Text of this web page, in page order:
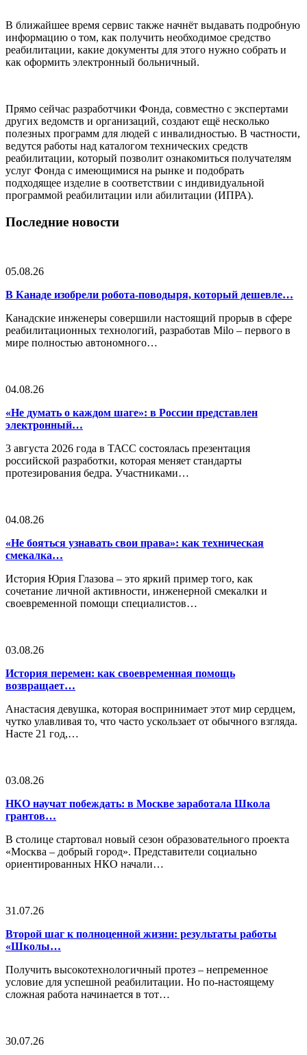
В ближайшее время сервис также начнёт выдавать подробную
информацию о том, как получить необходимое средство
реабилитации, какие документы для этого нужно собрать и
как оформить электронный больничный.
Прямо сейчас разработчики Фонда, совместно с экспертами
других ведомств и организаций, создают ещё несколько
полезных программ для людей с инвалидностью. В частности,
ведутся работы над каталогом технических средств
реабилитации, который позволит ознакомиться получателям
услуг Фонда с имеющимися на рынке и подобрать
подходящее изделие в соответствии с индивидуальной
программой реабилитации или абилитации (ИПРА).
Последние новости
05.08.26
В Канаде изобрели робота-поводыря, который дешевле…
Канадские инженеры совершили настоящий прорыв в сфере
реабилитационных технологий, разработав Milo – первого в
мире полностью автономного…
04.08.26
«Не думать о каждом шаге»: в России представлен
электронный…
3 августа 2026 года в ТАСС состоялась презентация
российской разработки, которая меняет стандарты
протезирования бедра. Участниками…
04.08.26
«Не бояться узнавать свои права»: как техническая
смекалка…
История Юрия Глазова – это яркий пример того, как
сочетание личной активности, инженерной смекалки и
своевременной помощи специалистов…
03.08.26
История перемен: как своевременная помощь
возвращает…
Анастасия девушка, которая воспринимает этот мир сердцем,
чутко улавливая то, что часто ускользает от обычного взгляда.
Насте 21 год,…
03.08.26
НКО научат побеждать: в Москве заработала Школа
грантов…
В столице стартовал новый сезон образовательного проекта
«Москва – добрый город». Представители социально
ориентированных НКО начали…
31.07.26
Второй шаг к полноценной жизни: результаты работы
«Школы…
Получить высокотехнологичный протез – непременное
условие для успешной реабилитации. Но по-настоящему
сложная работа начинается в тот…
30.07.26